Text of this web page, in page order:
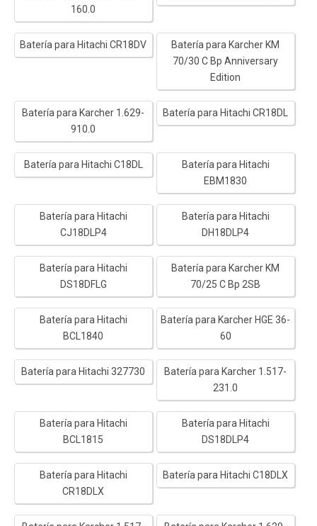
160.0
Batería para Hitachi CR18DV
Batería para Karcher KM
70/30 C Bp Anniversary
Edition
Batería para Karcher 1.629-
910.0
Batería para Hitachi CR18DL
Batería para Hitachi C18DL
Batería para Hitachi
EBM1830
Batería para Hitachi
CJ18DLP4
Batería para Hitachi
DH18DLP4
Batería para Hitachi
DS18DFLG
Batería para Karcher KM
70/25 C Bp 2SB
Batería para Hitachi
BCL1840
Batería para Karcher HGE 36-
60
Batería para Hitachi 327730
Batería para Karcher 1.517-
231.0
Batería para Hitachi
BCL1815
Batería para Hitachi
DS18DLP4
Batería para Hitachi
CR18DLX
Batería para Hitachi C18DLX